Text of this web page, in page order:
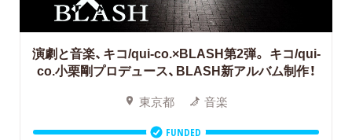
演劇と音楽、キコ/qui-co.×BLASH第2弾。 キコ/qui-
co.小栗剛プロデュース、BLASH新アルバム制作！
東京都 音楽
FUNDED